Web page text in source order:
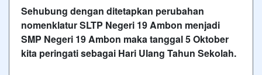
Sehubung dengan ditetapkan perubahan
nomenklatur SLTP Negeri 19 Ambon menjadi
SMP Negeri 19 Ambon maka tanggal 5 Oktober
kita peringati sebagai Hari Ulang Tahun Sekolah.